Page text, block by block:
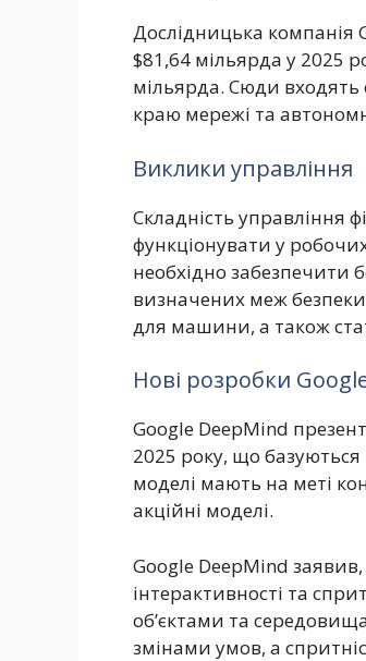
Дослідницька компанія
$81,64 мільярда у 2025
мільярда. Сюди входять
краю мережі та
Виклики управління
Складність управління
функціонувати у
необхідно забезпечити
визначених меж
для машини, а також
Нові розробки
Google DeepMind
2025 року, що базуються
моделі мають на меті
акційні моделі.
Google DeepMind
інтерактивності та
об’єктами та
змінами умов, а